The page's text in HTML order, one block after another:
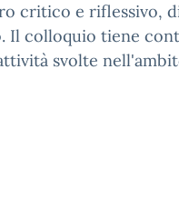
critico e riflessivo,
Il colloquio tiene
svolte